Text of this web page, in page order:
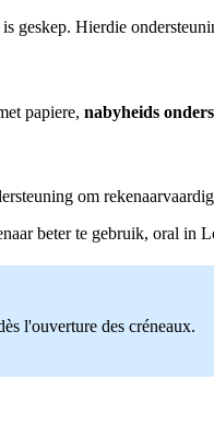
geskep. Hierdie
papiere, nabyheids
om
beter te gebruik, oral in
l'ouverture des créneaux.